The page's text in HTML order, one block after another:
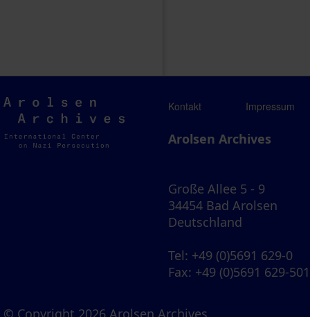
Arolsen
Archives
Kontakt Impressum
Arolsen Archives
Große Allee 5 - 9
34454 Bad Arolsen
Deutschland
Tel: +49 (0)5691 629-0
Fax: +49 (0)5691 629-501
© Copyright 2026 Arolsen Archives